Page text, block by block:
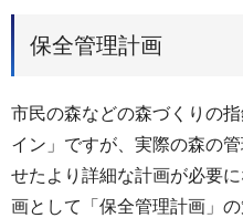
保全管理計画
市民の森などの森づくりの
イン」ですが、実際の森の
せたより詳細な計画が必要
画として「保全管理計画」